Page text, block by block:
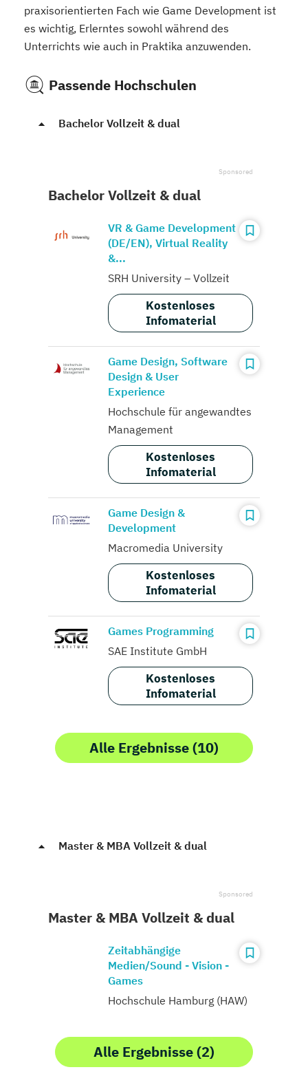
praxisorientierten Fach wie Game Development ist
es wichtig, Erlerntes sowohl während des
Unterrichts wie auch in Praktika anzuwenden.
Passende Hochschulen
Bachelor Vollzeit & dual
Bachelor Vollzeit & dual
VR & Game Development
(DE/EN), Virtual Reality
&...
SRH University – Vollzeit
Kostenloses
Infomaterial
Game Design, Software
Design & User
Experience
Hochschule für angewandtes
Management
Kostenloses
Infomaterial
Game Design &
Development
Macromedia University
Kostenloses
Infomaterial
Games Programming
SAE Institute GmbH
Kostenloses
Infomaterial
Alle Ergebnisse (10)
Master & MBA Vollzeit & dual
Master & MBA Vollzeit & dual
Zeitabhängige
Medien/Sound - Vision -
Games
Hochschule Hamburg (HAW)
Alle Ergebnisse (2)